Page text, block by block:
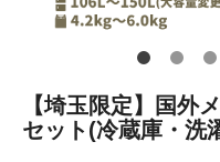
【埼玉限定】国外
セット(冷蔵庫・洗